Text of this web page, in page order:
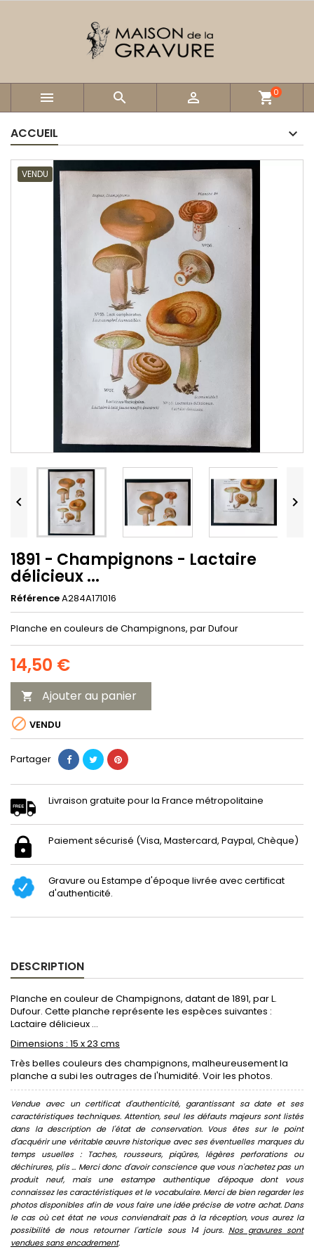
   shopping_cart0
ACCUEIL
VENDU
 
1891 - Champignons - Lactaire
délicieux ...
RéférenceA284A171016
Planche en couleurs de Champignons, par Dufour
14,50 €
 Ajouter au panier
 VENDU
Partager
Livraison gratuite pour la France métropolitaine
Paiement sécurisé (Visa, Mastercard, Paypal, Chèque)
Gravure ou Estampe d'époque livrée avec certificat
d'authenticité.
DESCRIPTION
Planche en couleur de Champignons, datant de 1891, par L.
Dufour. Cette planche représente les espèces suivantes :
Lactaire délicieux ...
Dimensions : 15 x 23 cms
Très belles couleurs des champignons, malheureusement la
planche a subi les outrages de l'humidité. Voir les photos.
Vendue avec un certificat d'authenticité, garantissant sa date et ses
caractéristiques techniques. Attention, seul les défauts majeurs sont listés
dans la description de l'état de conservation. Vous êtes sur le point
d'acquérir une véritable œuvre historique avec ses éventuelles marques du
temps usuelles : Taches, rousseurs, piqûres, légères perforations ou
déchirures, plis ... Merci donc d'avoir conscience que vous n'achetez pas un
produit neuf, mais une estampe authentique d'époque dont vous
connaissez les caractéristiques et le vocabulaire. Merci de bien regarder les
photos disponibles afin de vous faire une idée précise de votre achat. Dans
le cas où cet état ne vous conviendrait pas à la réception, vous aurez la
possibilité de nous retourner l'article sous 14 jours. Nos gravures sont
vendues sans encadrement.